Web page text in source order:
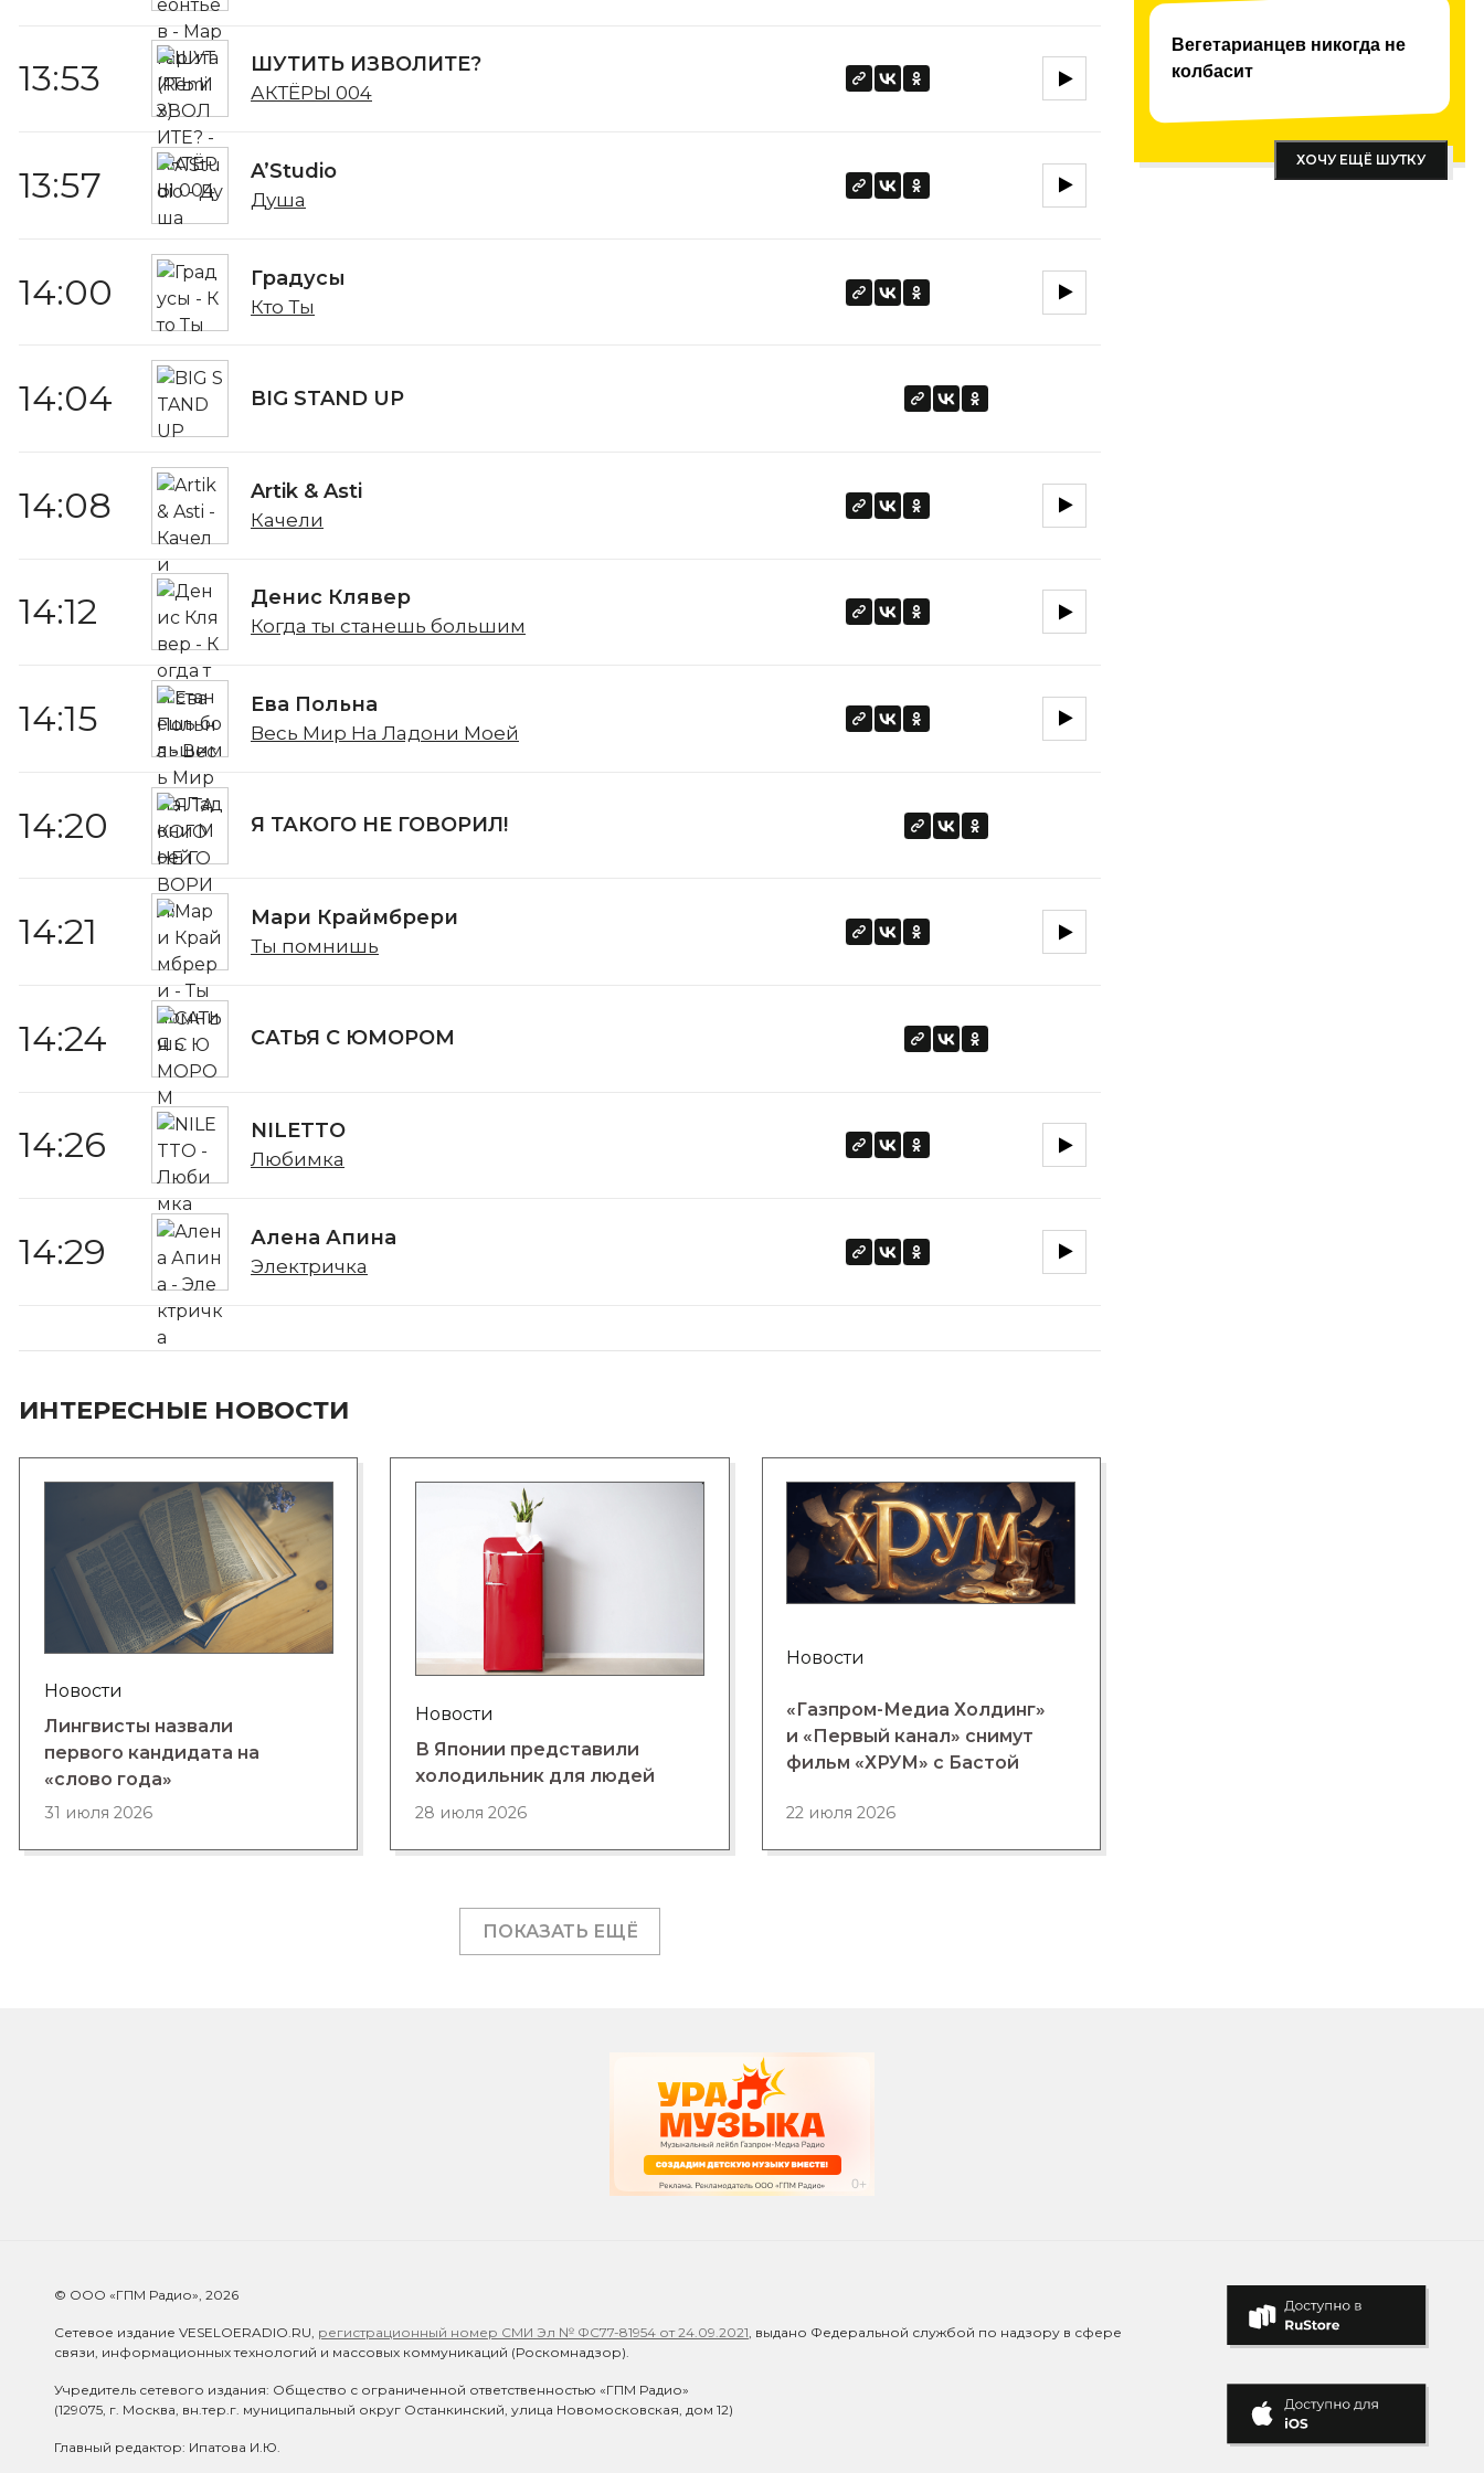
13:53 ШУТИТЬ ИЗВОЛИТЕ?
АКТЁРЫ 004
13:57 A’Studio
Душа
14:00 Градусы
Кто Ты
14:04 BIG STAND UP
14:08 Artik & Asti
Качели
14:12 Денис Клявер
Когда ты станешь большим
14:15 Ева Польна
Весь Мир На Ладони Моей
14:20 Я ТАКОГО НЕ ГОВОРИЛ!
14:21 Мари Краймбрери
Ты помнишь
14:24 САТЬЯ С ЮМОРОМ
14:26 NILETTO
Любимка
14:29 Алена Апина
Электричка
ИНТЕРЕСНЫЕ НОВОСТИ
Новости
Лингвисты назвали
первого кандидата на
«слово года»
31 июля 2026
Новости
В Японии представили
холодильник для людей
28 июля 2026
Новости
«Газпром-Медиа Холдинг»
и «Первый канал» снимут
фильм «ХРУМ» с Бастой
22 июля 2026
ПОКАЗАТЬ ЕЩЁ
Вегетарианцев никогда не
колбасит
ХОЧУ ЕЩЁ ШУТКУ
© ООО «ГПМ Радио», 2026
Сетевое издание VESELOERADIO.RU, регистрационный номер СМИ Эл № ФС77-81954 от 24.09.2021, выдано Федеральной службой по надзору в сфере
связи, информационных технологий и массовых коммуникаций (Роскомнадзор).
Учредитель сетевого издания: Общество с ограниченной ответственностью «ГПМ Радио»
(129075, г. Москва, вн.тер.г. муниципальный округ Останкинский, улица Новомосковская, дом 12)
Главный редактор: Ипатова И.Ю.